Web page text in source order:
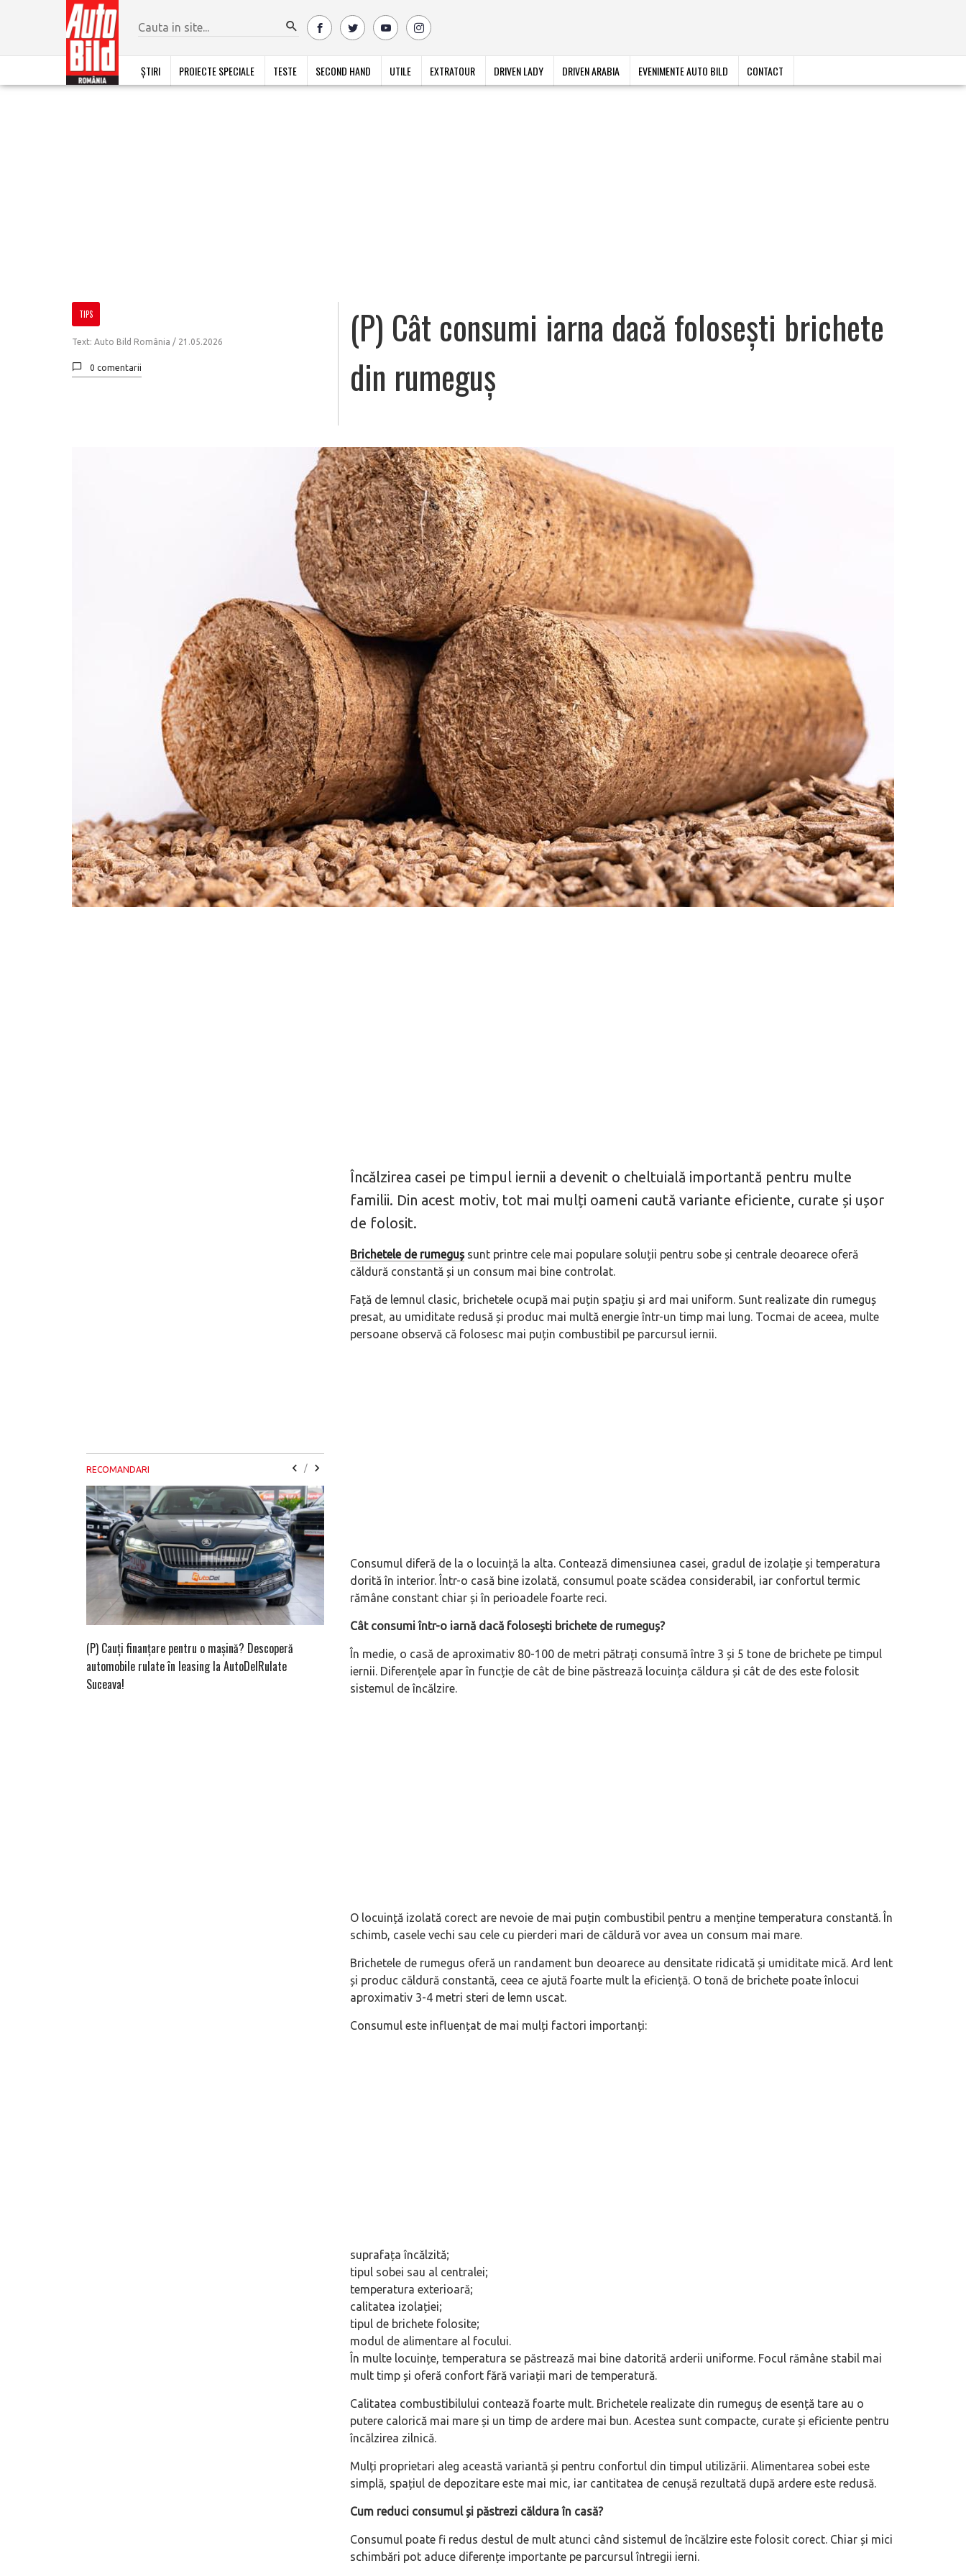
ȘTIRI PROIECTE SPECIALE TESTE SECOND HAND UTILE EXTRATOUR DRIVEN LADY DRIVEN ARABIA EVENIMENTE AUTO BILD CONTACT
TIPS
Text: Auto Bild România / 21.05.2026
0 comentarii
(P) Cât consumi iarna dacă folosești brichete
din rumeguș
Încălzirea casei pe timpul iernii a devenit o cheltuială importantă pentru multe
familii. Din acest motiv, tot mai mulți oameni caută variante eficiente, curate și ușor
de folosit.
Brichetele de rumegușsunt printre cele mai populare soluții pentru sobe și centrale deoarece oferă
căldură constantă și un consum mai bine controlat.
Față de lemnul clasic, brichetele ocupă mai puțin spațiu și ard mai uniform. Sunt realizate din rumeguș
presat, au umiditate redusă și produc mai multă energie într-un timp mai lung. Tocmai de aceea, multe
persoane observă că folosesc mai puțin combustibil pe parcursul iernii.
Consumul diferă de la o locuință la alta. Contează dimensiunea casei, gradul de izolație și temperatura
dorită în interior. Într-o casă bine izolată, consumul poate scădea considerabil, iar confortul termic
rămâne constant chiar și în perioadele foarte reci.
Cât consumi într-o iarnă dacă folosești brichete de rumeguș?
În medie, o casă de aproximativ 80-100 de metri pătrați consumă între 3 și 5 tone de brichete pe timpul
iernii. Diferențele apar în funcție de cât de bine păstrează locuința căldura și cât de des este folosit
sistemul de încălzire.
O locuință izolată corect are nevoie de mai puțin combustibil pentru a menține temperatura constantă. În
schimb, casele vechi sau cele cu pierderi mari de căldură vor avea un consum mai mare.
Brichetele de rumegus oferă un randament bun deoarece au densitate ridicată și umiditate mică. Ard lent
și produc căldură constantă, ceea ce ajută foarte mult la eficiență. O tonă de brichete poate înlocui
aproximativ 3-4 metri steri de lemn uscat.
Consumul este influențat de mai mulți factori importanți:
suprafața încălzită;
tipul sobei sau al centralei;
temperatura exterioară;
calitatea izolației;
tipul de brichete folosite;
modul de alimentare al focului.
În multe locuințe, temperatura se păstrează mai bine datorită arderii uniforme. Focul rămâne stabil mai
mult timp și oferă confort fără variații mari de temperatură.
Calitatea combustibilului contează foarte mult. Brichetele realizate din rumeguș de esență tare au o
putere calorică mai mare și un timp de ardere mai bun. Acestea sunt compacte, curate și eficiente pentru
încălzirea zilnică.
Mulți proprietari aleg această variantă și pentru confortul din timpul utilizării. Alimentarea sobei este
simplă, spațiul de depozitare este mai mic, iar cantitatea de cenușă rezultată după ardere este redusă.
Cum reduci consumul și păstrezi căldura în casă?
Consumul poate fi redus destul de mult atunci când sistemul de încălzire este folosit corect. Chiar și mici
schimbări pot aduce diferențe importante pe parcursul întregii ierni.
RECOMANDARI /
(P) Cauți finanțare pentru o mașină? Descoperă
automobile rulate în leasing la AutoDelRulate
Suceava!
(P) Cum alegi generația potrivită când cumperi o
mașină second-hand
(P) Ce înseamnă un serviciu de consignație auto
premium și cât de mult îți crește șansele de vânzare
(P) Cum citești corect semnele de pe
merită urmărit înainte de drum